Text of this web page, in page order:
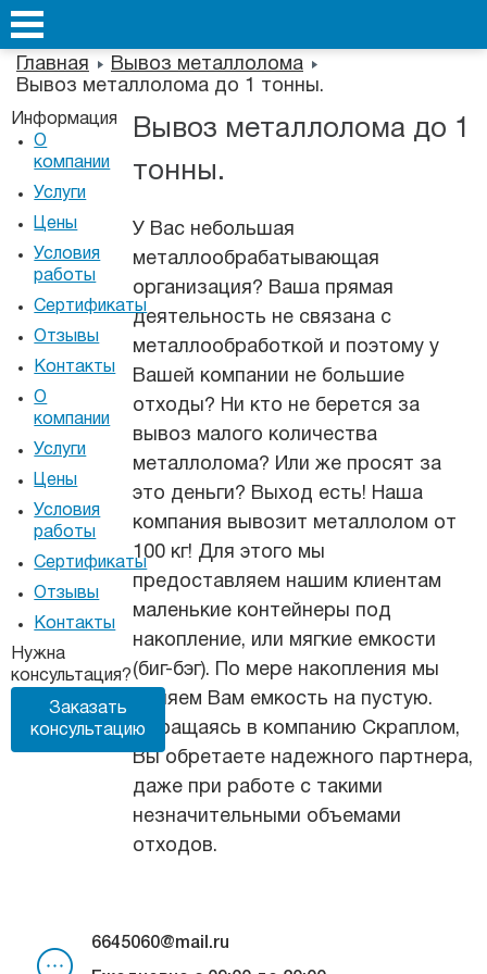
Главная
Вывоз металлолома
Вывоз металлолома до 1 тонны.
Информация
О
компании
Услуги
Цены
Условия
работы
Сертификаты
Отзывы
Контакты
О
компании
Услуги
Цены
Условия
работы
Сертификаты
Отзывы
Контакты
Нужна
консультация?
Заказать
консультацию
Вывоз металлолома до 1
тонны.
У Вас небольшая
металлообрабатывающая
организация? Ваша прямая
деятельность не связана с
металлообработкой и поэтому у
Вашей компании не большие
отходы? Ни кто не берется за
вывоз малого количества
металлолома? Или же просят за
это деньги? Выход есть! Наша
компания вывозит металлолом от
100 кг! Для этого мы
предоставляем нашим клиентам
маленькие контейнеры под
накопление, или мягкие емкости
(биг-бэг). По мере накопления мы
меняем Вам емкость на пустую.
Обращаясь в компанию Скраплом,
Вы обретаете надежного партнера,
даже при работе с такими
незначительными объемами
отходов.
6645060@mail.ru